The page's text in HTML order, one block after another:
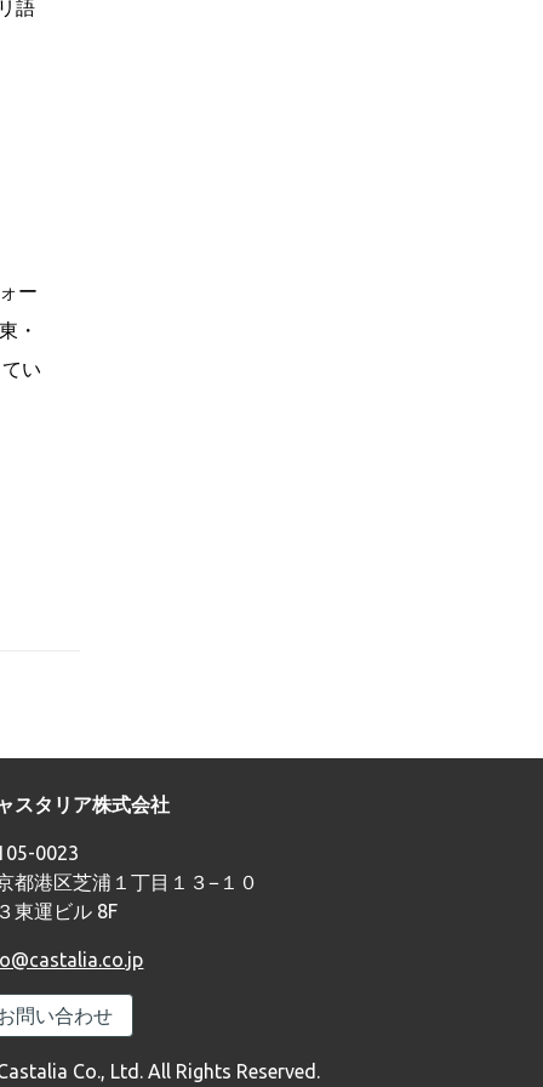
語
ー
・
い
スタリア株式会社
0023
都港区芝浦１丁目１３−１０
東運ビル 8F
問い合わせ
Co., Ltd. All Rights Reserved.